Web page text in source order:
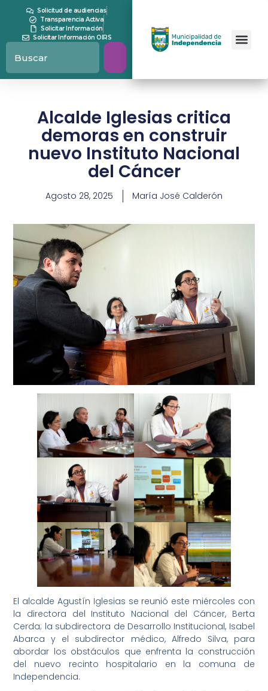
Solicitud de audiencias
Transparencia Activa
Solicitar Información
Solicitar Información OIRS
Alcalde Iglesias critica
demoras en construir
nuevo Instituto Nacional
del Cáncer
Agosto 28, 2025 María José Calderón
El alcalde Agustín Iglesias se reunió este miércoles con
la directora del Instituto Nacional del Cáncer, Berta
Cerda; la subdirectora de Desarrollo Institucional, Isabel
Abarca y el subdirector médico, Alfredo Silva, para
abordar los obstáculos que enfrenta la construcción
del nuevo recinto hospitalario en la comuna de
Independencia.